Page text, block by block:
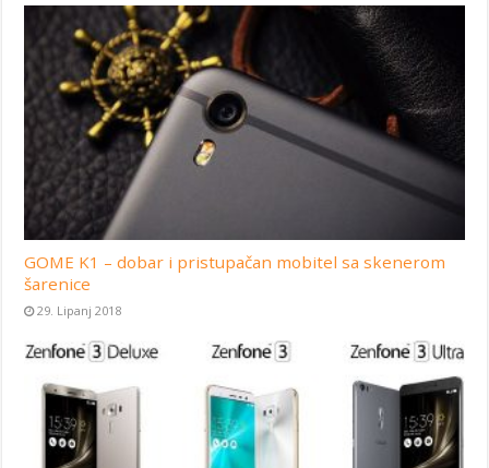
GOME K1 – dobar i pristupačan mobitel sa skenerom
šarenice
29. Lipanj 2018